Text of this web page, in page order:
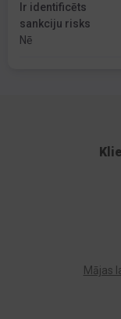
Ir identificēts
sankciju risks
Nē
Mājas